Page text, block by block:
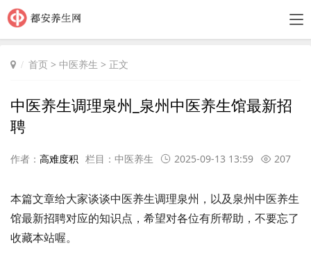
首页 > 中医养生 > 正文
中医养生调理泉州_泉州中医养生馆最新招
聘
作者： 高难度积 栏目： 中医养生 2025-09-13 13:59 207
本篇文章给大家谈谈中医养生调理泉州，以及泉州中医养生
馆最新招聘对应的知识点，希望对各位有所帮助，不要忘了
收藏本站喔。